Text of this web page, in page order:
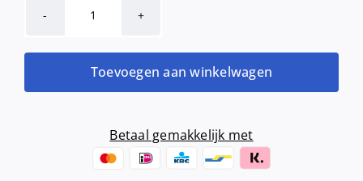
MediQo-
Afsluitplaat
wit
aantal
Toevoegen aan winkelwagen
Betaal gemakkelijk met